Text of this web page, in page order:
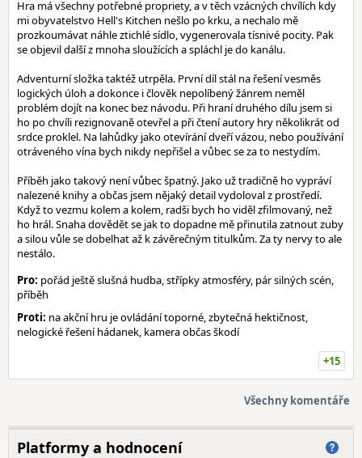
Hra má všechny potřebné propriety, a v těch vzácných chvílích kdy
mi obyvatelstvo Hell's Kitchen nešlo po krku, a nechalo mě
prozkoumávat náhle ztichlé sídlo, vygenerovala tísnivé pocity. Pak
se objevil další z mnoha sloužících a spláchl je do kanálu.
Adventurní složka taktéž utrpěla. První díl stál na řešení vesměs
logických úloh a dokonce i člověk nepolíbený žánrem neměl
problém dojít na konec bez návodu. Při hraní druhého dílu jsem si
ho po chvíli rezignovaně otevřel a při čtení autory hry několikrát od
srdce proklel. Na lahůdky jako otevírání dveří vázou, nebo používání
otráveného vína bych nikdy nepřišel a vůbec se za to nestydím.
Příběh jako takový není vůbec špatný. Jako už tradičně ho vypráví
nalezené knihy a občas jsem nějaký detail vydoloval z prostředí.
Když to vezmu kolem a kolem, radši bych ho viděl zfilmovaný, než
ho hrál. Snaha dovědět se jak to dopadne mě přinutila zatnout zuby
a silou vůle se dobelhat až k závěrečným titulkům. Za ty nervy to ale
nestálo.
Pro: pořád ještě slušná hudba, střípky atmosféry, pár silných scén,
příběh
Proti: na akční hru je ovládání toporné, zbytečná hektičnost,
nelogické řešení hádanek, kamera občas škodí
+15
Všechny komentáře
Platformy a hodnocení